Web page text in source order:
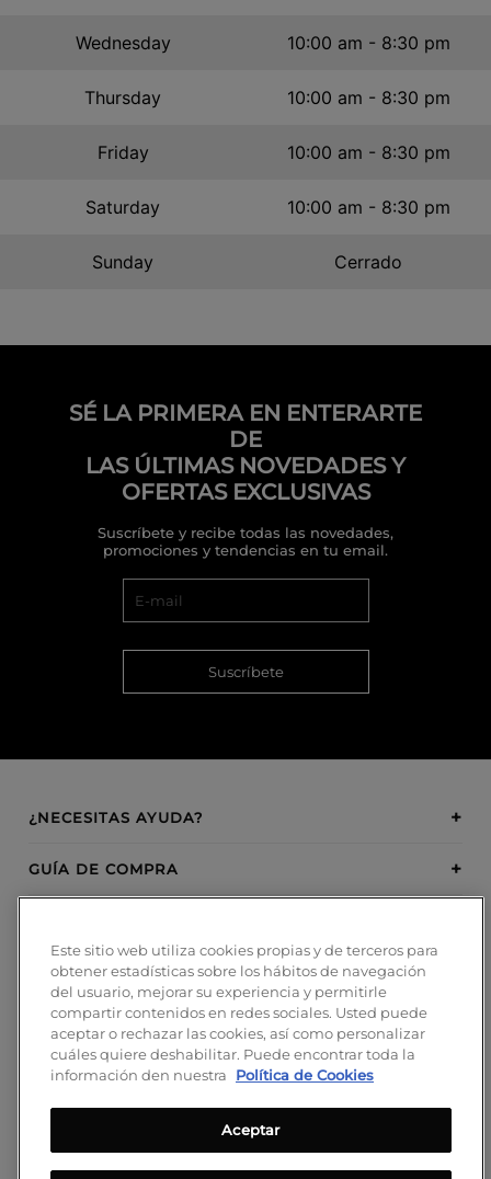
Wednesday 10:00 am - 8:30 pm
Thursday 10:00 am - 8:30 pm
Friday 10:00 am - 8:30 pm
Saturday 10:00 am - 8:30 pm
Sunday Cerrado
SÉ LA PRIMERA EN ENTERARTE
DE
LAS ÚLTIMAS NOVEDADES Y
OFERTAS EXCLUSIVAS
Suscríbete y recibe todas las novedades,
promociones y tendencias en tu email.
Suscríbete
¿NECESITAS AYUDA?
GUÍA DE COMPRA
INSPIRATION
MÉTODOS DE PAGO
Blog
Este sitio web utiliza cookies propias y de terceros para
obtener estadísticas sobre los hábitos de navegación
del usuario, mejorar su experiencia y permitirle
compartir contenidos en redes sociales. Usted puede
aceptar o rechazar las cookies, así como personalizar
cuáles quiere deshabilitar. Puede encontrar toda la
información den nuestra
Política de Cookies
Aceptar